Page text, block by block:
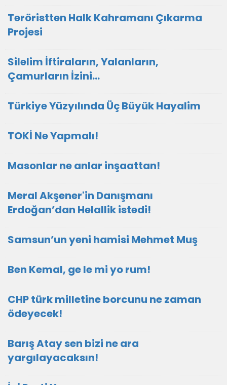
Teröristten Halk Kahramanı Çıkarma
Projesi
Silelim İftiraların, Yalanların,
Çamurların İzini…
Türkiye Yüzyılında Üç Büyük Hayalim
TOKİ Ne Yapmalı!
Masonlar ne anlar inşaattan!
Meral Akşener'in Danışmanı
Erdoğan’dan Helallik istedi!
Samsun’un yeni hamisi Mehmet Muş
Ben Kemal, ge le mi yo rum!
CHP türk milletine borcunu ne zaman
ödeyecek!
Barış Atay sen bizi ne ara
yargılayacaksın!